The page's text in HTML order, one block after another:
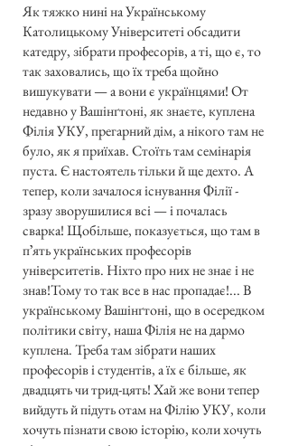
Як тяжко нині на Українському
Католицькому Університеті обсадити
катедру, зібрати професорів, а ті, що є, то
так заховались, що їх треба щойно
вишукувати — а вони є українцями! От
недавно у Вашінґтоні, як знаєте, куплена
Філія УКУ, прегарний дім, а нікого там не
було, як я приїхав. Стоїть там семінарія
пуста. Є настоятель тільки й ще дехто. А
тепер, коли зачалося існування Філії -
зразу зворушилися всі — і почалась
сварка! Щобільше, показується, що там в
пʼять українських професорів
університетів. Ніхто про них не знає і не
знав!Тому то так все в нас пропадає!... В
українському Вашінґтоні, що в осередком
політики світу, наша Філія не на дармо
куплена. Треба там зібрати наших
професорів і студентів, а їх є більше, як
двадцять чи трид-цять! Хай же вони тепер
вийдуть й підуть отам на Філію УКУ, коли
хочуть пізнати свою історію, коли хочуть